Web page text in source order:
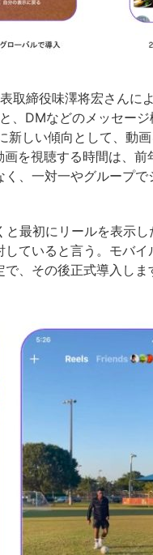
取締役味澤将宏さんに
、DMなどのメッセー
新しい傾向として、動
を視聴する時間は、
、一対一やグループ
最初にリールを表示
ていると言う。モバ
、その後正式導入しま